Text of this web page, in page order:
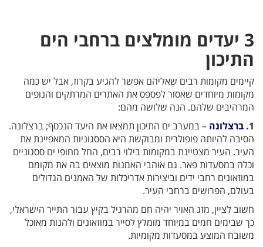
3 יעדים מומלצים ברחבי הים
התיכון
קיימים מקומות רבים שאליהם אפשר להגיע בקרוז, אבל יש כמה
מקומות מיוחדים שאסור לפספס את האתרים המרתקים והנופים
המרהיבים שלהם. הנה שלושה מהם:
1. ברצלונה – במערב ים התיכון תמצאו את היעד הנכסף; ברצלונה.
הסיבה להיותה פופולרית ומבוקשת היא הססגוניות המאפיינת את
העיר. העיר מצטיינת במקומות בילוי רבים, החל מחופי ים ססגוניים
וכלה במסעדות פאר. גם אוהבי האמנות מוצאים בה את מקומם
במוזאונים רחבי ידים וביצירות אדריכלות של האמנים הגדולים
בעולם, הפרושים ברחבי העיר.
חשוב לציין, מזג האויר יהיה חם מהרגיל בקיץ עבור התייר הישראלי,
כך שבימים חמים במיוחד מומלץ לסייר במוזאונים ולהנות מאוכל
משובח המוצע במסעדות מקומיות.